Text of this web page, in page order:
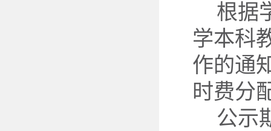
根据
学本科
作的通
时费分
公示